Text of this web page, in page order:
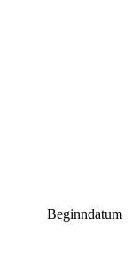
Beginndatum